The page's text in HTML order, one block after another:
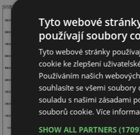
Tyto webové
používají soubory
Tyto webové stránky
cookie ke zlepšení
Používáním našich
souhlasíte se všemi soubory
souladu s našimi zásadami
souborů cookie.Více
SHOW ALL PARTNERS